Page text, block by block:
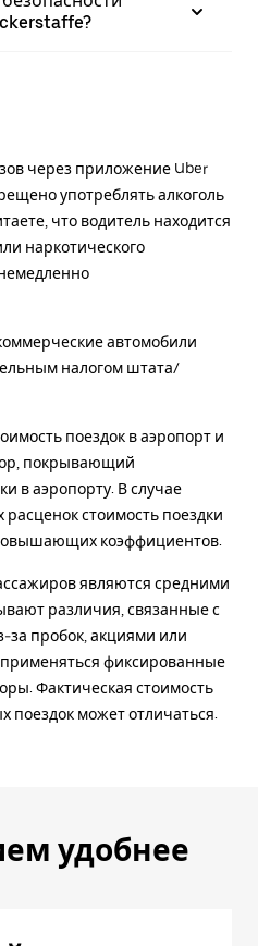
через приложение Uber
употреблять алкоголь
что водитель находится
наркотического
автомобили
налогом штата/
поездок в аэропорт и
покрывающий
в аэропорту. В случае
стоимость поездки
коэффициентов.
являются средними
различия, связанные с
за пробок, акциями или
фиксированные
Фактическая стоимость
поездок может отличаться.
удобнее